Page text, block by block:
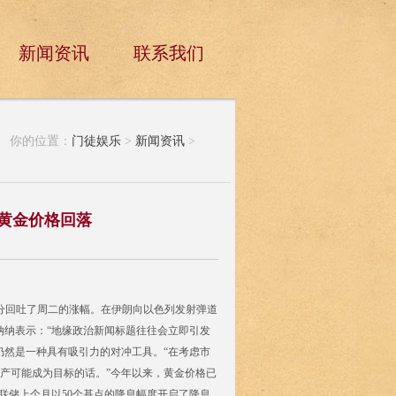
新闻资讯 联系我们
你的位置： 门徒娱乐 > 新闻资讯 >
金价格回落
吐了周二的涨幅。在伊朗向以色列发射弹道
纳表示：“地缘政治新闻标题往往会立即引发
是一种具有吸引力的对冲工具。“在考虑市
可能成为目标的话。”今年以来，黄金价格已